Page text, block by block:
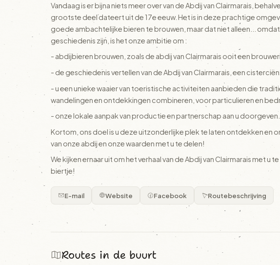
Vandaag is er bijna niets meer over van de Abdij van Clairmarais,
grootste deel dateert uit de 17e eeuw. Het is in deze prachtige
goede ambachtelijke bieren te brouwen, maar dat niet alleen...
geschiedenis zijn, is het onze ambitie om :
- abdijbieren brouwen, zoals de abdij van Clairmarais ooit een
- de geschiedenis vertellen van de Abdij van Clairmarais, een
- u een unieke waaier van toeristische activiteiten aanbieden die
wandelingen en ontdekkingen combineren, voor particulieren en
- onze lokale aanpak van productie en partnerschap aan u doorgeven.
Kortom, ons doel is u deze uitzonderlijke plek te laten ontdekken en
van onze abdij en onze waarden met u te delen!
We kijken ernaar uit om het verhaal van de Abdij van Clairmarais met u
biertje!
E-mail Website Facebook Routebeschrijving
Routes in de buurt